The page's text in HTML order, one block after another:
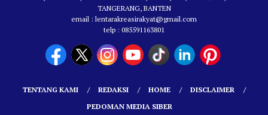
TANGERANG, BANTEN
email : lentarakreasirakyat@gmail.com
telp : 085591163801
TENTANG KAMI REDAKSI HOME
DISCLAIMER
PEDOMAN MEDIA SIBER